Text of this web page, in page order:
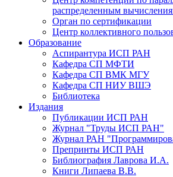
распределенным
Орган по сертификации
Центр коллективного
Образование
Аспирантура ИСП РАН
Кафедра СП МФТИ
Кафедра СП ВМК МГУ
Кафедра СП НИУ ВШЭ
Библиотека
Издания
Публикации ИСП РАН
Журнал "Труды ИСП РАН"
Журнал РАН
Препринты ИСП РАН
Библиография Лаврова И.А.
Книги Липаева В.В.